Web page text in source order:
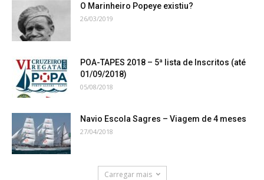
O Marinheiro Popeye existiu?
26/03/2019
POA-TAPES 2018 – 5ª lista de Inscritos (até
01/09/2018)
05/08/2018
Navio Escola Sagres – Viagem de 4 meses
27/04/2018
Carregar mais